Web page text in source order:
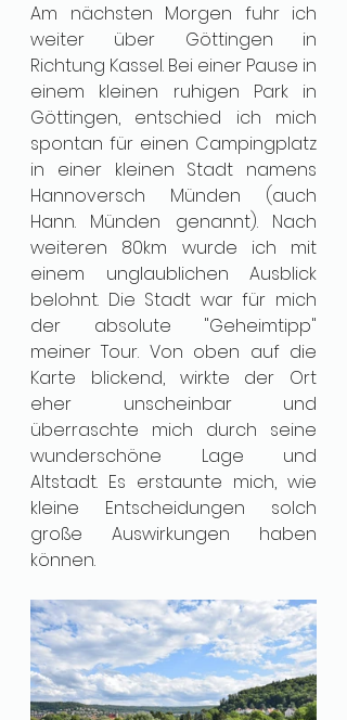
Am nächsten Morgen fuhr ich
weiter über Göttingen in
Richtung Kassel. Bei einer Pause in
einem kleinen ruhigen Park in
Göttingen, entschied ich mich
spontan für einen Campingplatz
in einer kleinen Stadt namens
Hannoversch Münden (auch
Hann. Münden genannt). Nach
weiteren 80km wurde ich mit
einem unglaublichen Ausblick
belohnt. Die Stadt war für mich
der absolute "Geheimtipp"
meiner Tour. Von oben auf die
Karte blickend, wirkte der Ort
eher unscheinbar und
überraschte mich durch seine
wunderschöne Lage und
Altstadt. Es erstaunte mich, wie
kleine Entscheidungen solch
große Auswirkungen haben
können.